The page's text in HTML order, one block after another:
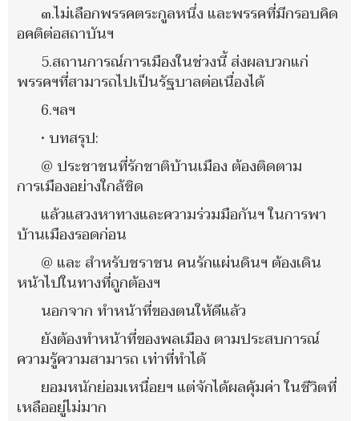
๓.ไม่เลือกพรรคตระกูลหนึ่ง และพรรคที่มีกรอบคิด
อคติต่อสถาบันฯ
5.สถานการณ์การเมืองในช่วงนี้ ส่งผลบวกแก่
พรรคฯที่สามารถไปเป็นรัฐบาลต่อเนื่องได้
6.ฯลฯ
• บทสรุป:
@ ประชาชนที่รักชาติบ้านเมือง ต้องติดตาม
การเมืองอย่างใกล้ชิด
แล้วแสวงหาทางและความร่วมมือกันฯ ในการพา
บ้านเมืองรอดก่อน
@ และ สำหรับชราชน คนรักแผ่นดินฯ ต้องเดิน
หน้าไปในทางที่ถูกต้องฯ
นอกจาก ทำหน้าที่ของตนให้ดีแล้ว
ยังต้องทำหน้าที่ของพลเมือง ตามประสบการณ์
ความรู้ความสามารถ เท่าที่ทำได้
ยอมหนักย่อมเหนื่อยฯ แต่จักได้ผลคุ้มค่า ในชีวิตที่
เหลืออยู่ไม่มาก